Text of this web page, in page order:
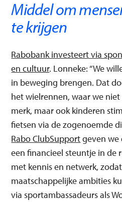
Middel om
te krijgen
Rabobank investeert via
en cultuur. Lonneke: “We
in beweging brengen. Dat
het wielrennen, waar we
merk, maar ook kinderen
fietsen via de zogenoemde
Rabo ClubSupportgeven we
een financieel steuntje in de
met kennis en netwerk,
maatschappelijke ambities
via sportambassadeurs als